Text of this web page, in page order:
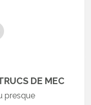
DE MEC
presque